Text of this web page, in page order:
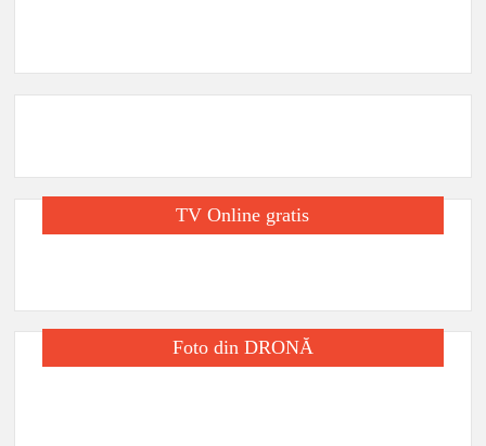
ă
TV Online gratis
Foto din DRONĂ